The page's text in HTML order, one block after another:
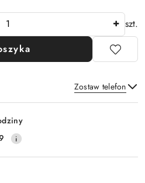
szt.
Zostaw telefon